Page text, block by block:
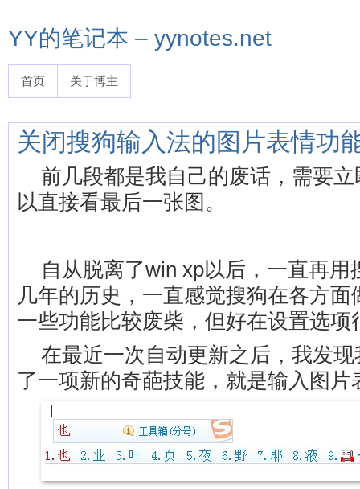
YY的笔记本 – yynotes.net
首页 关于博主
关闭搜狗输入法的图片表情功
前几段都是我自己的废话，需要
以直接看最后一张图。
自从脱离了win xp以后，一直再
几年的历史，一直感觉搜狗在各方
一些功能比较废柴，但好在设置选
在最近一次自动更新之后，我发
了一项新的奇葩技能，就是输入图片